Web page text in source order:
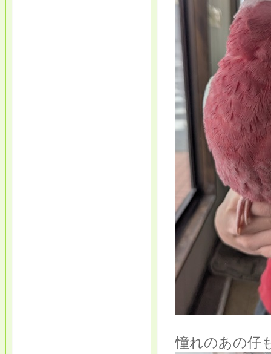
憧れのあの仔